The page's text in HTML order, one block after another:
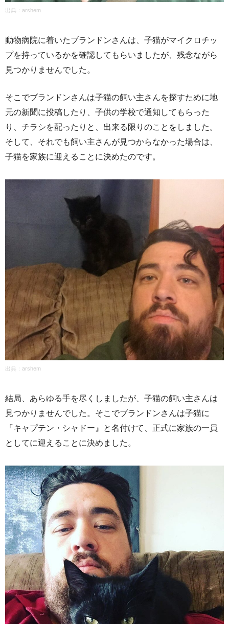
出典： arshem
動物病院に着いたブランドンさんは、子猫がマイクロチッ
プを持っているかを確認してもらいましたが、残念ながら
見つかりませんでした。
そこでブランドンさんは子猫の飼い主さんを探すために地
元の新聞に投稿したり、子供の学校で通知してもらった
り、チラシを配ったりと、出来る限りのことをしました。
そして、それでも飼い主さんが見つからなかった場合は、
子猫を家族に迎えることに決めたのです。
出典：arshem
結局、あらゆる手を尽くしましたが、子猫の飼い主さんは
見つかりませんでした。そこでブランドンさんは子猫に
『キャプテン・シャドー』と名付けて、正式に家族の一員
としてに迎えることに決めました。